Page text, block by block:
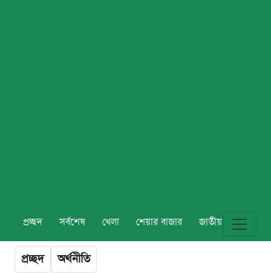
প্রচ্ছদ সর্বশেষ খেলা শেয়ার বাজার জাতীয় বিশ্ব
প্রচ্ছদ অর্থনীতি